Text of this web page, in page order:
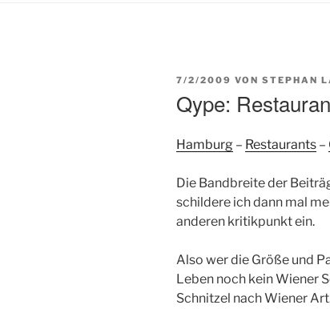
VERÖFFENTLICHT
7/2/2009 VON STEPHAN
Qype:
Hamburg – Restaurants –
Die Bandbreite der
schildere ich dann mal
anderen kritikpunkt ein.
Also wer die Größe und
Leben noch kein Wiener
Schnitzel nach Wiener